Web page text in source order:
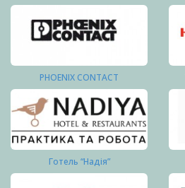
PHOENIX CONTACT
Готель “Надія”